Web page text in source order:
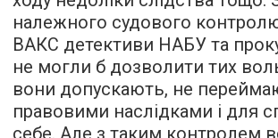
належного судового
ВАКС детективи НАБУ та
не могли б дозволити тих
вони допускають, не
правовими наслідками і для
себе. Але з таким контролем